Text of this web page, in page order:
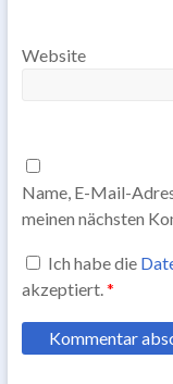
Website
Name, E-Mail-
meinen nächsten
Ich habe die
akzeptiert.*